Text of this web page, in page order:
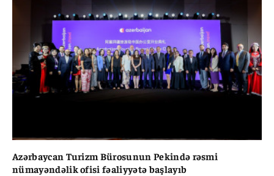
Azərbaycan Turizm Bürosunun Pekində rəsmi
nümayəndəlik ofisi fəaliyyətə başlayıb